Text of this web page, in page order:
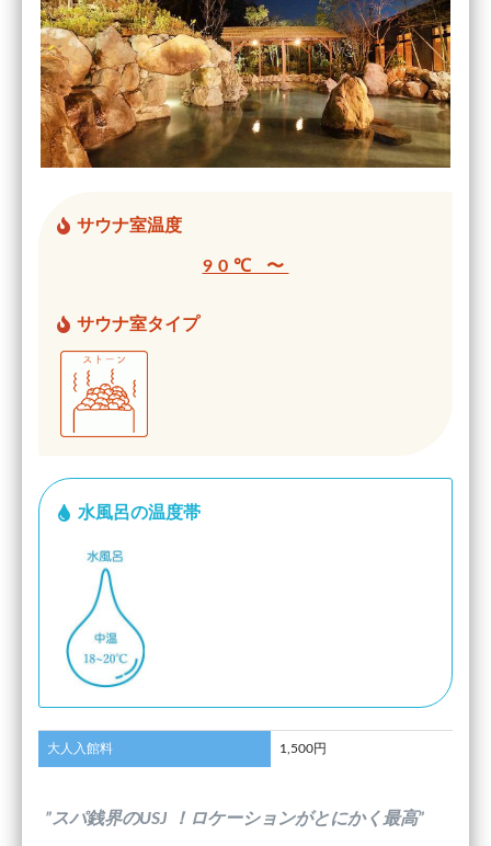
サウナ室温度
90℃ 〜
サウナ室タイプ
水風呂の温度帯
大人入館料 1,500円
”スパ銭界のUSJ ！ロケーションがとにかく最高”